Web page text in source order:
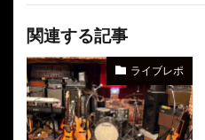
関連する記事
ライブレポ